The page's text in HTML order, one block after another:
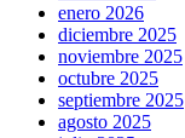
enero 2026
diciembre 2025
noviembre 2025
octubre 2025
septiembre 2025
agosto 2025